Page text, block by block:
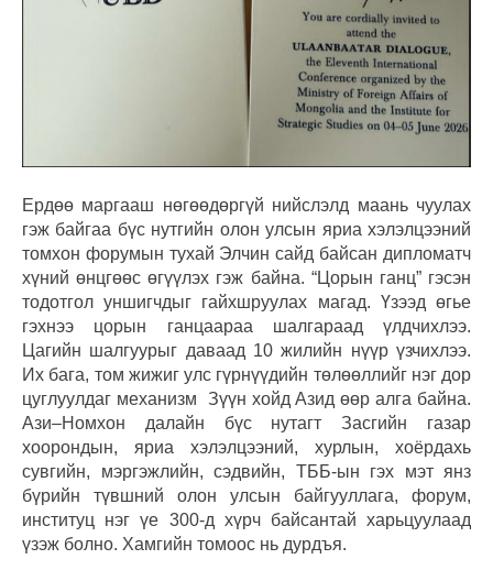
Ердөө маргааш нөгөөдөргүй нийслэлд маань чуулах
гэж байгаа бүс нутгийн олон улсын яриа хэлэлцээний
томхон форумын тухай Элчин сайд байсан дипломатч
хүний өнцгөөс өгүүлэх гэж байна. “Цорын ганц” гэсэн
тодотгол уншигчдыг гайхшруулах магад. Үзээд өгье
гэхнээ цорын ганцаараа шалгараад үлдчихлээ.
Цагийн шалгуурыг даваад 10 жилийн нүүр үзчихлээ.
Их бага, том жижиг улс гүрнүүдийн төлөөллийг нэг дор
цуглуулдаг механизм Зүүн хойд Азид өөр алга байна.
Ази–Номхон далайн бүс нутагт Засгийн газар
хоорондын, яриа хэлэлцээний, хурлын, хоёрдахь
сувгийн, мэргэжлийн, сэдвийн, ТББ-ын гэх мэт янз
бүрийн түвшний олон улсын байгууллага, форум,
институц нэг үе 300-д хүрч байсантай харьцуулаад
үзэж болно. Хамгийн томоос нь дурдъя.